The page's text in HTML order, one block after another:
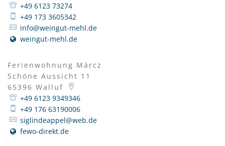
+49 6123 73274
+49 173 3605342
info@weingut-mehl.de
weingut-mehl.de
Ferienwohnung Märcz
Schöne Aussicht 11
65396 Walluf
+49 6123 9349346
+49 176 63190006
siglindeappel@web.de
fewo-direkt.de